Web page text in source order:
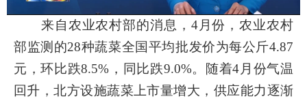
来自农业农村部的消息，4月份，农业农村
部监测的28种蔬菜全国平均批发价为每公斤4.87
元，环比跌8.5%，同比跌9.0%。随着4月份气温
回升，北方设施蔬菜上市量增大，供应能力逐渐